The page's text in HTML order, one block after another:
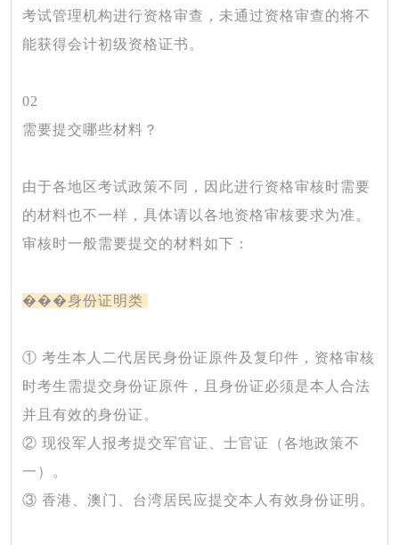
考试管理机构进行资格审查，未通过资格审查的将不
能获得会计初级资格证书。
02
需要提交哪些材料？
由于各地区考试政策不同，因此进行资格审核时需要
的材料也不一样，具体请以各地资格审核要求为准。
审核时一般需要提交的材料如下：
���身份证明类
① 考生本人二代居民身份证原件及复印件，资格审核
时考生需提交身份证原件，且身份证必须是本人合法
并且有效的身份证。
② 现役军人报考提交军官证、士官证（各地政策不
一）。
③ 香港、澳门、台湾居民应提交本人有效身份证明。